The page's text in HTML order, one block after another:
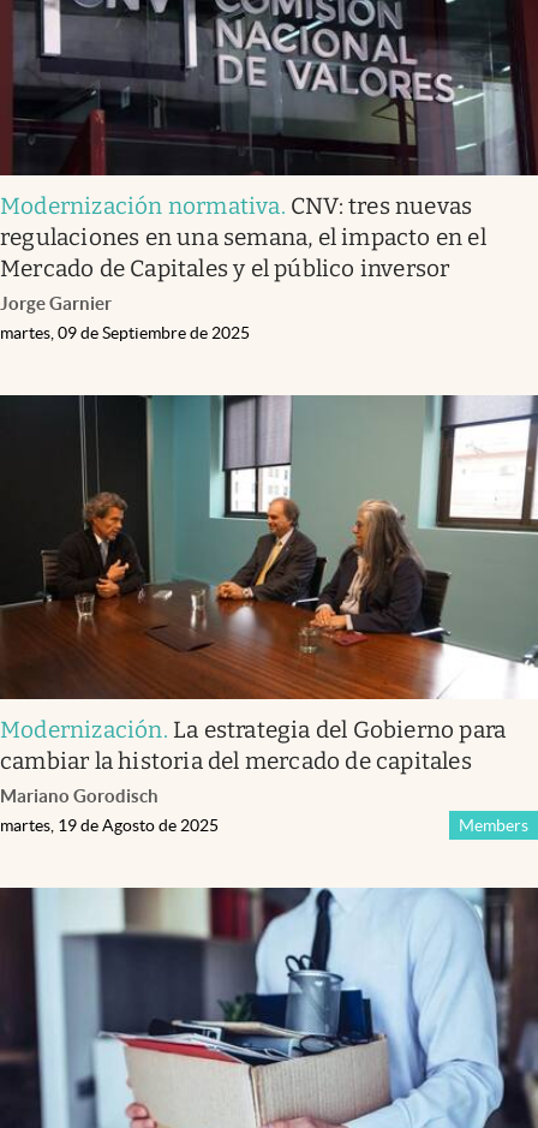
Infotechnology
Clase
Mundial 2026
Eventos Corporativos
El Cronista Studio
abre en nueva pestaña
Modernización normativa. CNV: tres nuevas
regulaciones en una semana, el impacto en el
Mercado de Capitales y el público inversor
Jorge Garnier
martes, 09 de Septiembre de 2025
Modernización. La estrategia del Gobierno para
cambiar la historia del mercado de capitales
Mariano Gorodisch
Members
martes, 19 de Agosto de 2025